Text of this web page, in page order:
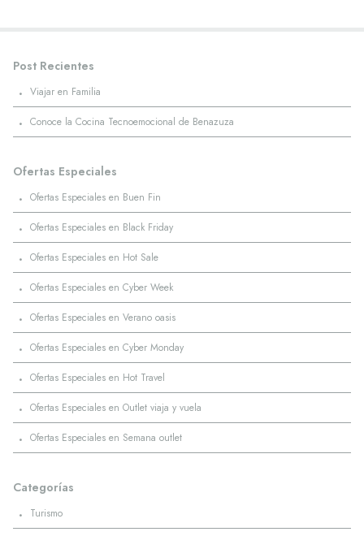
Post Recientes
· Viajar en Familia
· Conoce la Cocina Tecnoemocional de Benazuza
Ofertas Especiales
· Ofertas Especiales en Buen Fin
· Ofertas Especiales en Black Friday
· Ofertas Especiales en Hot Sale
· Ofertas Especiales en Cyber Week
· Ofertas Especiales en Verano oasis
· Ofertas Especiales en Cyber Monday
· Ofertas Especiales en Hot Travel
· Ofertas Especiales en Outlet viaja y vuela
· Ofertas Especiales en Semana outlet
Categorías
· Turismo